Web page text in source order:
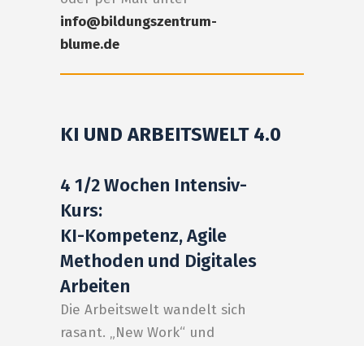
info@bildungszentrum-
blume.de
KI UND ARBEITSWELT 4.0
4 1/2 Wochen Intensiv-
Kurs:
KI-Kompetenz, Agile
Methoden und Digitales
Arbeiten
Die Arbeitswelt wandelt sich
rasant. „New Work“ und